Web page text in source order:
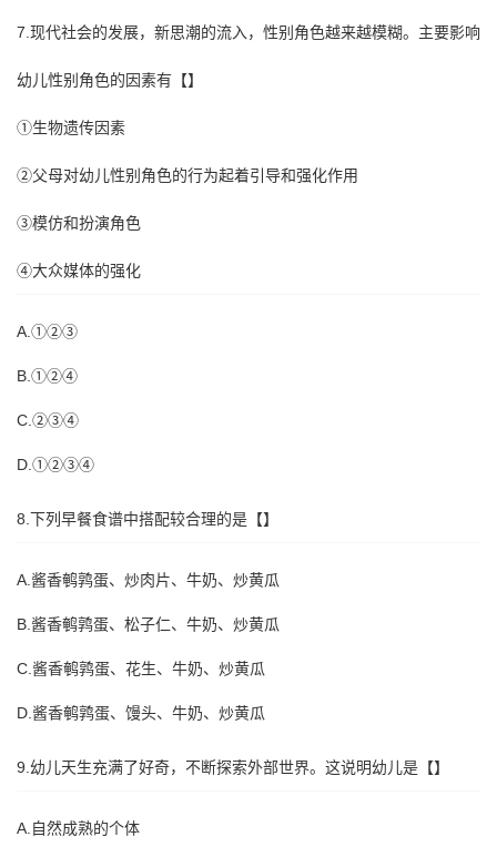
7.现代社会的发展，新思潮的流入，性别角色越来越模糊。主要影响
幼儿性别角色的因素有【】
①生物遗传因素
②父母对幼儿性别角色的行为起着引导和强化作用
③模仿和扮演角色
④大众媒体的强化
A.①②③
B.①②④
C.②③④
D.①②③④
8.下列早餐食谱中搭配较合理的是【】
A.酱香鹌鹑蛋、炒肉片、牛奶、炒黄瓜
B.酱香鹌鹑蛋、松子仁、牛奶、炒黄瓜
C.酱香鹌鹑蛋、花生、牛奶、炒黄瓜
D.酱香鹌鹑蛋、馒头、牛奶、炒黄瓜
9.幼儿天生充满了好奇，不断探索外部世界。这说明幼儿是【】
A.自然成熟的个体